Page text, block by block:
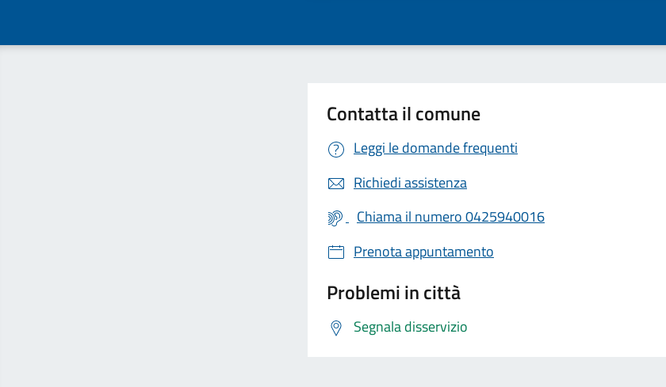
Contatta il comune
Leggi le domande frequenti
Richiedi assistenza
Chiama il numero 0425940016
Prenota appuntamento
Problemi in città
Segnala disservizio